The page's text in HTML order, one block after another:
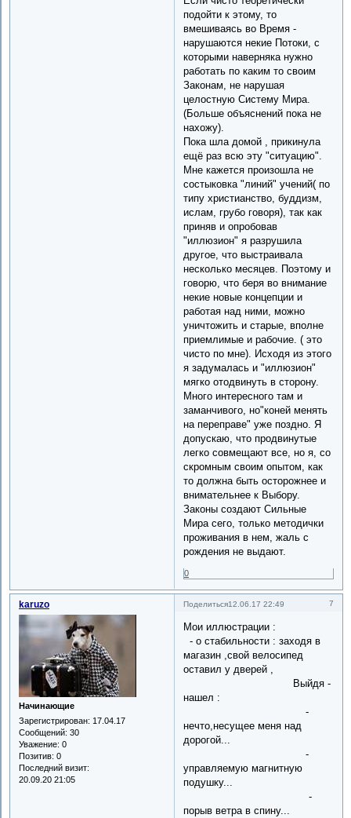
подойти к этому, то
вмешиваясь во Время -
нарушаются некие Потоки, с
которыми наверняка нужно
работать по каким то своим
Законам, не нарушая
целостную Систему Мира.
(Больше объяснений пока не
нахожу).
Пока шла домой , прикинула
ещё раз всю эту "ситуацию".
Мне кажется произошла не
состыковка "линий" учений( по
типу христианство, буддизм,
ислам, грубо говоря), так как
приняв и опробовав
"иллюзион" я разрушила
другое, что выстраивала
несколько месяцев. Поэтому и
говорю, что беря во внимание
некие новые концепции и
работая над ними, можно
уничтожить и старые, вполне
приемлимые и рабочие. ( это
чисто по мне). Исходя из этого
я задумалась и "иллюзион"
мягко отодвинуть в сторону.
Много интересного там и
заманчивого, но"коней менять
на переправе" уже поздно. Я
допускаю, что продвинутые
легко совмещают все, но я, со
скромным своим опытом, как
то должна быть осторожнее и
внимательнее к Выбору.
Законы создают Сильные
Мира сего, только методички
проживания в нем, жаль с
рождения не выдают.
0
Поделиться 7
12.06.17 22:49
karuzo
Начинающие
Зарегистрирован: 17.04.17
Сообщений: 30
Уважение: 0
Позитив: 0
Последний визит:
20.09.20 21:05
Мои иллюстрации :
- о стабильности : заходя в
магазин ,свой велосипед
оставил у дверей ,
Выйдя -
нашел :
-
нечто,несущее меня над
дорогой...
-
управляемую магнитную
подушку...
-
порыв ветра в спину...